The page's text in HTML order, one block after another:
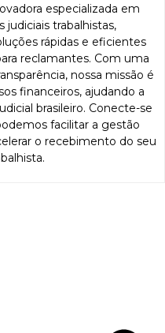
especializada em
judiciais trabalhistas,
rápidas e eficientes
reclamantes. Com uma
nossa missão é
financeiros, ajudando a
brasileiro. Conecte-se
facilitar a gestão
o recebimento do seu